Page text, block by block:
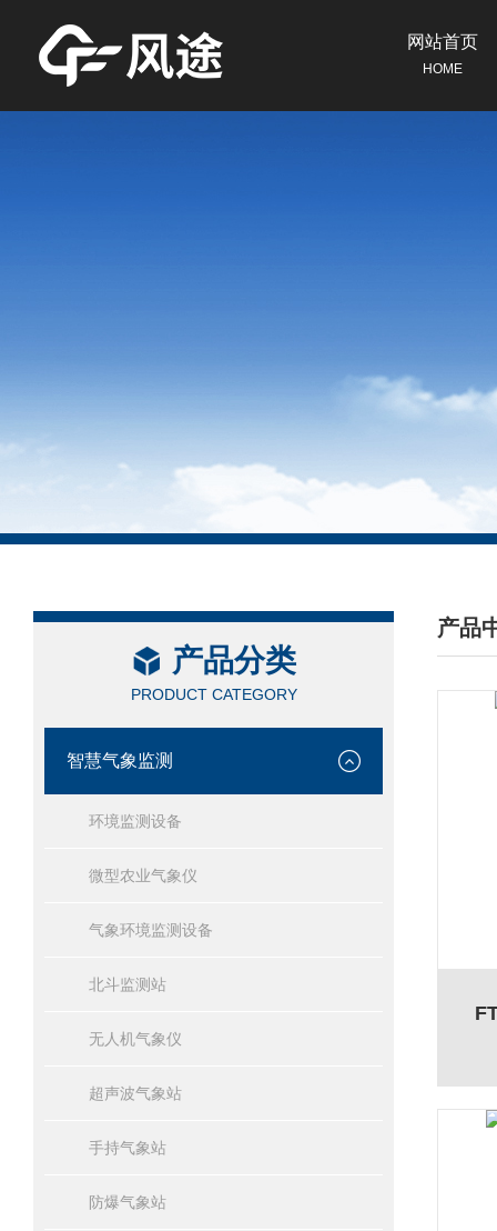
网站首页
HOME
产品分类
PRODUCT CATEGORY
智慧气象监测
环境监测设备
微型农业气象仪
气象环境监测设备
北斗监测站
无人机气象仪
超声波气象站
手持气象站
防爆气象站
产品
/